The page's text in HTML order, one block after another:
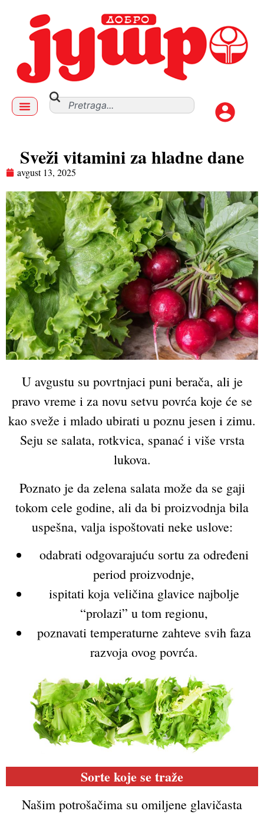
Sveži vitamini za hladne dane
avgust 13, 2025
U avgustu su povrtnjaci puni berača, ali je
pravo vreme i za novu setvu povrća koje će se
kao sveže i mlado ubirati u poznu jesen i zimu.
Seju se salata, rotkvica, spanać i više vrsta
lukova.
Poznato je da zelena salata može da se gaji
tokom cele godine, ali da bi proizvodnja bila
uspešna, valja ispoštovati neke uslove:
odabrati odgovarajuću sortu za određeni
period proizvodnje,
ispitati koja veličina glavice najbolje
“prolazi” u tom regionu,
poznavati temperaturne zahteve svih faza
razvoja ovog povrća.
Sorte koje se traže
Našim potrošačima su omiljene glavičasta